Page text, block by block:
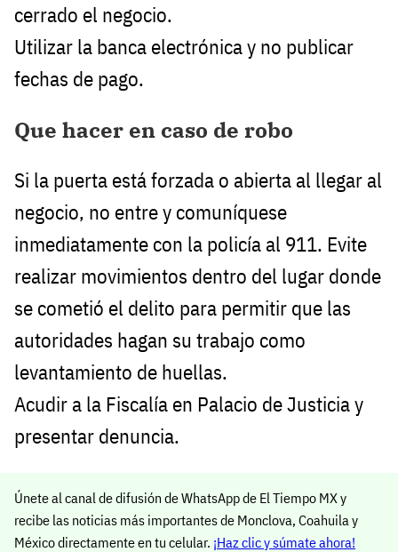
cerrado el negocio.
Utilizar la banca electrónica y no publicar
fechas de pago.
Que hacer en caso de robo
Si la puerta está forzada o abierta al llegar al
negocio, no entre y comuníquese
inmediatamente con la policía al 911. Evite
realizar movimientos dentro del lugar donde
se cometió el delito para permitir que las
autoridades hagan su trabajo como
levantamiento de huellas.
Acudir a la Fiscalía en Palacio de Justicia y
presentar denuncia.
Únete al canal de difusión de WhatsApp de El Tiempo MX y
recibe las noticias más importantes de Monclova, Coahuila y
México directamente en tu celular. ¡Haz clic y súmate ahora!